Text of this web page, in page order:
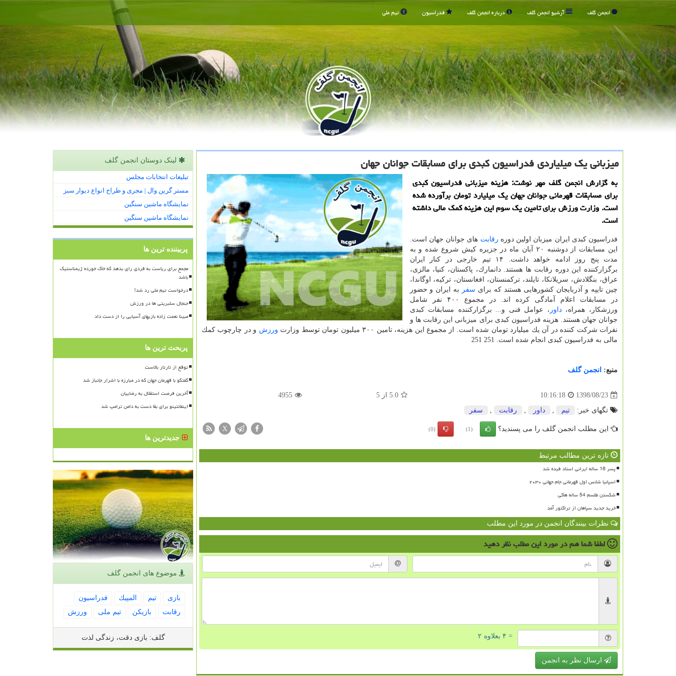
انجمن گلف آرشیو انجمن گلف درباره انجمن گلف فدراسیون تیم ملی
میزبانی یك میلیاردی فدراسیون كبدی برای مسابقات جوانان جهان
به گزارش انجمن گلف مهر نوشت: هزینه میزبانی فدراسیون كبدی
برای مسابقات قهرمانی جوانان جهان یك میلیارد تومان برآورده شده
است. وزارت ورزش برای تامین یك سوم این هزینه كمك مالی داشته
است.
فدراسیون كبدی ایران میزبان اولین دوره رقابت های جوانان جهان است.
این مسابقات از دوشنبه ۲۰ آبان ماه در جزیره كیش شروع شده و به
مدت پنج روز ادامه خواهد داشت. ۱۴ تیم خارجی در كنار ایران
برگزاركننده این دوره رقابت ها هستند. دانمارك، پاكستان، كنیا، مالزی،
عراق، بنگلادش، سریلانكا، تایلند، تركمنستان، افغانستان، تركیه، اوگاندا،
چین تایپه و آذربایجان كشورهایی هستند كه برای سفر
به ایران و حضور
در مسابقات اعلام آمادگی كرده اند. در مجموع ۴۰۰ نفر شامل
ورزشكار، همراه،داور ، عوامل فنی و... برگزاركننده مسابقات كبدی
جوانان جهان هستند. هزینه فدراسیون كبدی برای میزبانی این رقابت ها و
نفرات شركت كننده در آن یك میلیارد تومان شده است. از مجموع این هزینه، تامین ۳۰۰ میلیون تومان توسط وزارت
ورزش و در چارچوب كمك
مالی به فدراسیون كبدی انجام شده است. 251 251
منبع: انجمن گلف
1398/08/23
10:16:18
5.0 از5
4955
تگهای خبر: تیم , داور , رقابت , سفر
این مطلب انجمن گلف را می پسندید؟ (1)
(0)
X
تازه ترین مطالب مرتبط
پسر 16 ساله ایرانی استاد فیده شد
اسپانیا شانس اول قهرمانی جام جهانی ۲۰۳۰
شکستن طلسم 54 ساله هاکی
خرید جدید سپاهان از تراکتور آمد
نظرات بینندگان انجمن در مورد این مطلب
لطفا شما همدر مورد این مطلبنظر دهید
= ۴ بعلاوه ۲
ارسال نظر به انجمن
لینک دوستان انجمن گلف
تبلیغات انتخابات مجلس
مستر گرین وال | مجری و طراح انواع دیوار سبز
نمایشگاه ماشین سنگین
نمایشگاه ماشین سنگین
پربیننده ترین ها
مجمع برای ریاست به فردی رای بدهد که خاک خورده ژیمناستیک
باشد
درخواست تیم ملی رد شد!
جنجال سلبریتی ها در ورزش
مبینا نعمت زاده بازیهای آسیایی را از دست داد
پربحث ترین ها
توقع از تارتار بالاست
گفتگو با قهرمان جهان که در مبارزه با اشرار جانباز شد
آخرین فرصت استقلال به رضاییان
اینفانتینو برای بقا دست به دامن ترامپ شد
جدیدترین ها
موضوع های انجمن گلف
بازی تیم المپیك
فدراسیون
رقابت
بازیكن تیم ملی ورزش
گلف: بازی دقت، زندگی لذت